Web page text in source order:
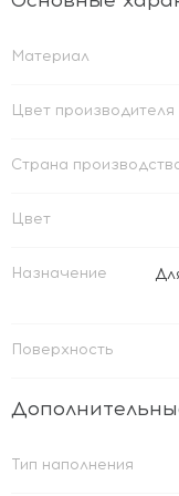
Материал
Цвет производителя
Страна
Цвет
Назначение
Поверхность
Тип наполнения